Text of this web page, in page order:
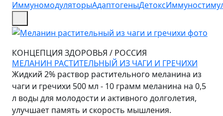
ИммуномодуляторыАдаптогеныДетокс
КОНЦЕПЦИЯ ЗДОРОВЬЯ / РОССИЯ
МЕЛАНИН РАСТИТЕЛЬНЫЙ ИЗ ЧАГИ И ГРЕЧИХИ
Жидкий 2% раствор растительного меланина из
чаги и гречихи 500 мл - 10 грамм меланина на 0,5
л воды для молодости и активного долголетия,
улучшает память и скорость мышления.